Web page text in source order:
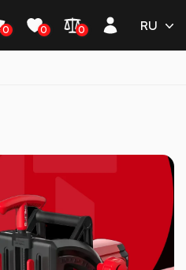
0 0 0 RU